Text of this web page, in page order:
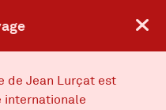
de Jean Lurçat est
internationale